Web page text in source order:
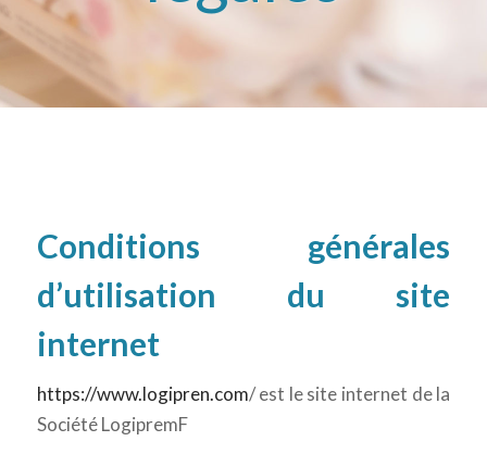
Conditions générales
d’utilisation du site
internet
https://www.logipren.com/ est le site internet de la
Société LogipremF